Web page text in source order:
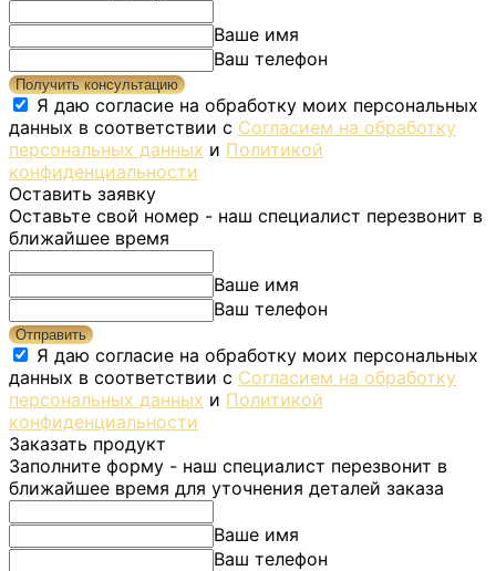
Ваше имя
Ваш телефон
Получить консультацию
Я даю согласие на обработку моих персональных
данных в соответствии с Согласием на обработку
персональных данных и Политикой
конфиденциальности
Оставить заявку
Оставьте свой номер - наш специалист перезвонит в
ближайшее время
Ваше имя
Ваш телефон
Отправить
Я даю согласие на обработку моих персональных
данных в соответствии с Согласием на обработку
персональных данных и Политикой
конфиденциальности
Заказать продукт
Заполните форму - наш специалист перезвонит в
ближайшее время для уточнения деталей заказа
Ваше имя
Ваш телефон